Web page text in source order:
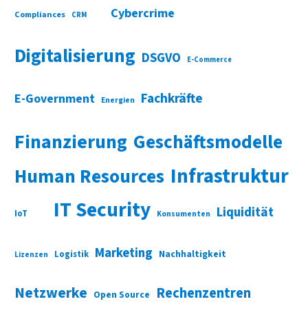
Compliances CRM Cybercrime
Digitalisierung DSGVO E-Commerce
E-Government Energien Fachkräfte
Finanzierung Geschäftsmodelle
Human Resources Infrastruktur
IoT IT Security Konsumenten Liquidität
Lizenzen Logistik Marketing Nachhaltigkeit
Netzwerke Open Source Rechenzentren